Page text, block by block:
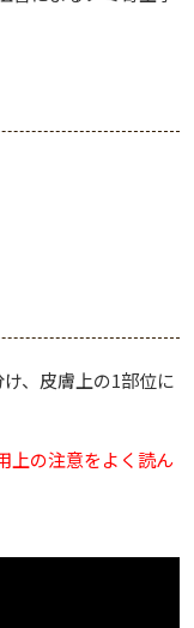
、皮膚上の1部位に
上の注意をよく読ん